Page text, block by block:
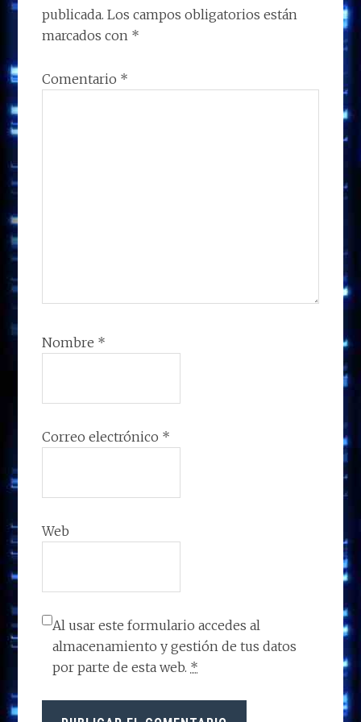
k
p
r
LECTORES
publicada. Los campos obligatorios están
marcados con *
Comentario *
Nombre *
Correo electrónico *
Web
Al usar este formulario accedes al
almacenamiento y gestión de tus datos
por parte de esta web. *